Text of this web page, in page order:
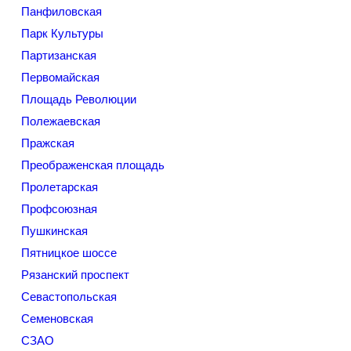
Панфиловская
Парк Культуры
Партизанская
Первомайская
Площадь Революции
Полежаевская
Пражская
Преображенская площадь
Пролетарская
Профсоюзная
Пушкинская
Пятницкое шоссе
Рязанский проспект
Севастопольская
Семеновская
СЗАО